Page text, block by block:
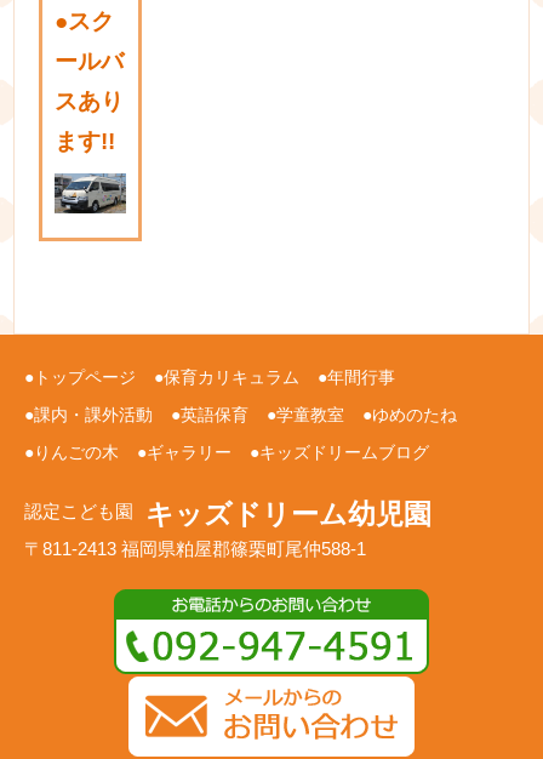
●スク
ールバ
スあり
ます!!
トップページ 保育カリキュラム
年間行事
課内・課外活動
英語保育 学童教室
ゆめのたね
りんごの木
ギャラリー キッズドリームブログ
認定こども園 キッズドリーム幼児園
〒811-2413 福岡県粕屋郡篠栗町尾仲588-1